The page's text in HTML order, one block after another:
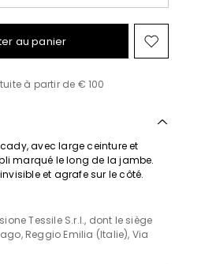
au panier Ajouter
vers
à partir de € 100
avec large ceinture et
marqué le long de la jambe.
et agrafe sur le côté.
Tessile S.r.l., dont le siège
Reggio Emilia (Italie), Via